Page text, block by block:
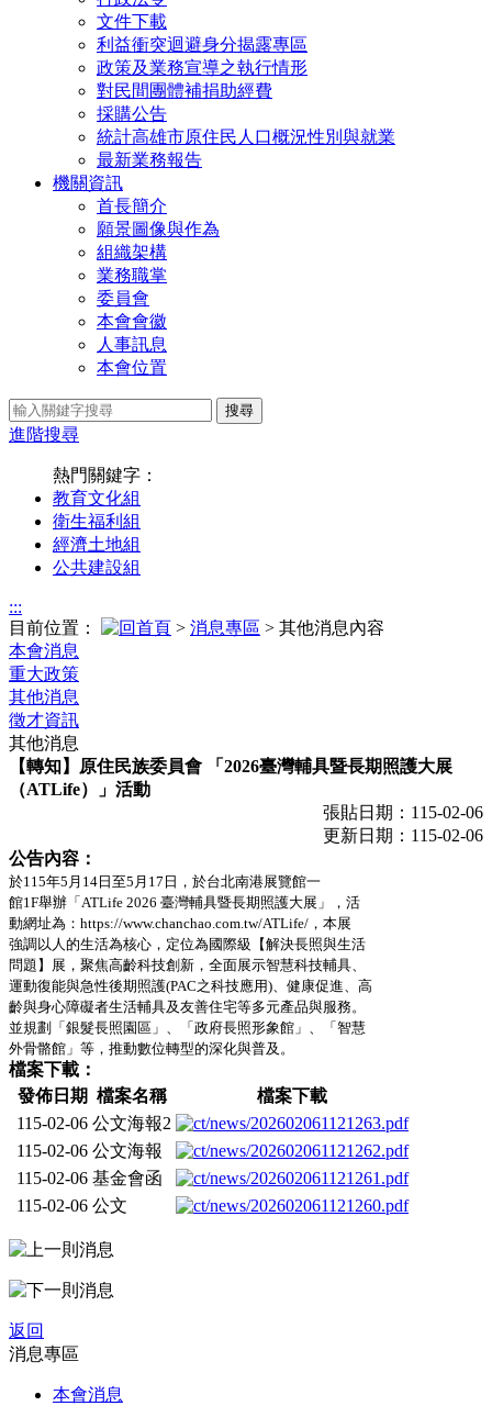
文件下載
利益衝突迴避身分揭露專區
政策及業務宣導之執行情形
對民間團體補捐助經費
採購公告
統計高雄市原住民人口概況性別與就業
最新業務報告
機關資訊
首長簡介
願景圖像與作為
組織架構
業務職掌
委員會
本會會徽
人事訊息
本會位置
搜尋
進階搜尋
熱門關鍵字：
教育文化組
衛生福利組
經濟土地組
公共建設組
:::
目前位置：
> 消息專區 > 其他消息內容
本會消息
重大政策
其他消息
徵才資訊
其他消息
【轉知】原住民族委員會 「2026臺灣輔具暨長期照護大展
（ATLife）」活動
張貼日期：115-02-06
更新日期：115-02-06
公告內容：
於115年5月14日至5月17日，於台北南港展覽館一
館1F舉辦「ATLife 2026 臺灣輔具暨長期照護大展」，活
動網址為：https://www.chanchao.com.tw/ATLife/，本展
強調以人的生活為核心，定位為國際級【解決長照與生活
問題】展，聚焦高齡科技創新，全面展示智慧科技輔具、
運動復能與急性後期照護(PAC之科技應用)、健康促進、高
齡與身心障礙者生活輔具及友善住宅等多元產品與服務。
並規劃「銀髮長照園區」、「政府長照形象館」、「智慧
外骨骼館」等，推動數位轉型的深化與普及。
檔案下載：
發佈日期 檔案名稱
檔案下載
115-02-06 公文海報2
115-02-06 公文海報
115-02-06 基金會函
115-02-06 公文
返回
消息專區
本會消息